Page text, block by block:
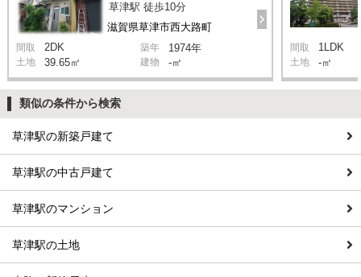
滋賀県草津市西大路町
草津駅 徒歩10分
間取 2DK 築年 1974年
土地 39.65㎡ 建物 -㎡
間取 1LDK
土地 -㎡
類似の条件から検索
草津駅の新築戸建て
草津駅の中古戸建て
草津駅のマンション
草津駅の土地